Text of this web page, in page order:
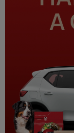
Termos e Condições
Política de Cookies